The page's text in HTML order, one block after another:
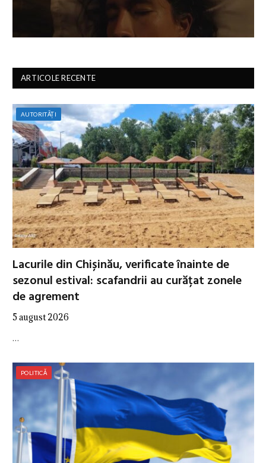
ARTICOLE RECENTE
AUTORITĂȚI
Lacurile din Chișinău, verificate înainte de
sezonul estival: scafandrii au curățat zonele
de agrement
5 august 2026
…
POLITICĂ